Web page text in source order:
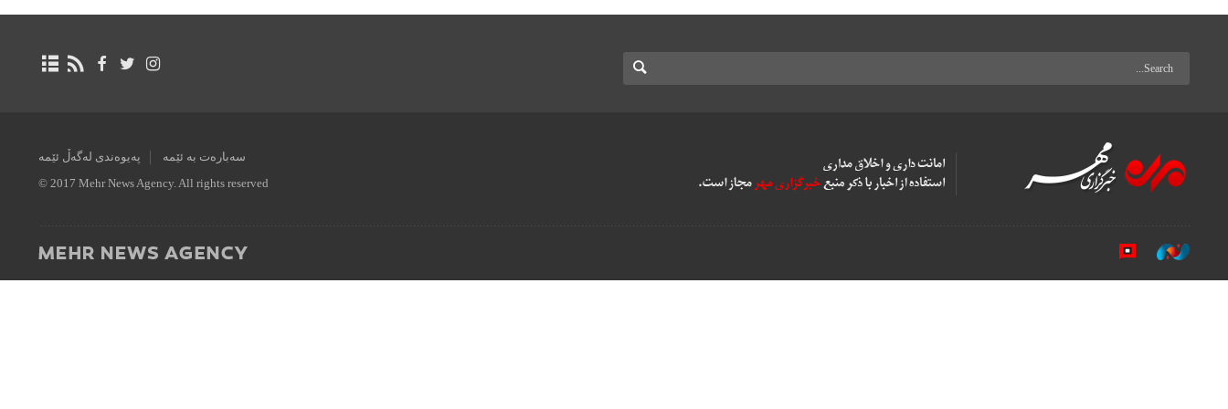
سەبارەت بە ئێمە پەیوەندی لەگەڵ ئێمە
© 2017 Mehr News Agency. All rights reserved